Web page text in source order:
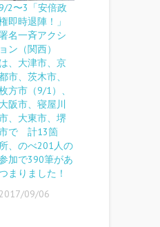
9/2〜3「安倍政
即時退陣！」
名一斉アクシ
ョン（関西）
は、大津市、京
市、茨木市、
方市（9/1）、
大阪市、寝屋川
、大東市、堺
で 計13箇
所、のべ201人の
加で390筆があ
まりました！
2017/09/06